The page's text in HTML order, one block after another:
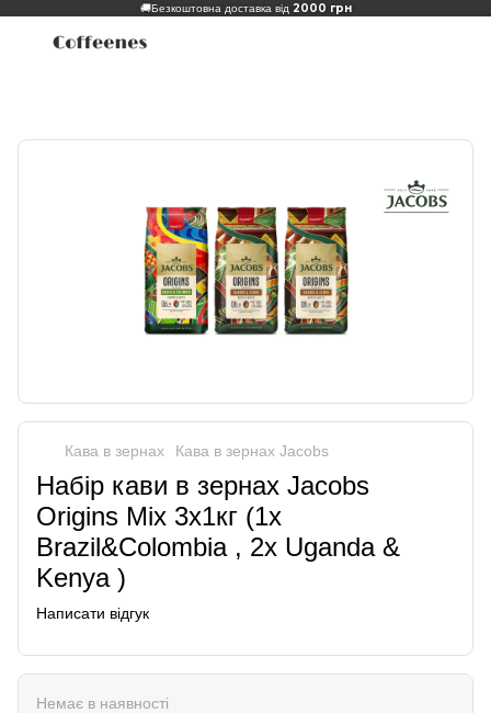
🚚Безкоштовна доставка від 2000 грн
Кава в зернах Кава в зернах Jacobs
Набір кави в зернах Jacobs
Origins Mix 3х1кг (1x
Brazil&Colombia , 2x Uganda &
Kenya )
Написати відгук
Немає в наявності